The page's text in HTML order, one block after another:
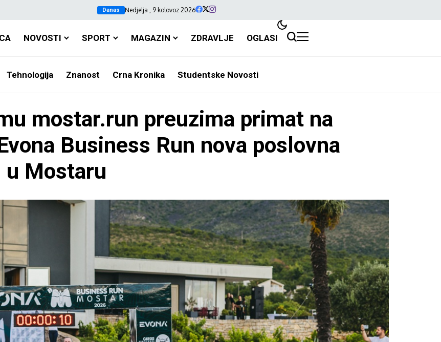
Danas Nedjelja , 9 kolovoz 2026
NOVOSTI SPORT MAGAZIN ZDRAVLJE OGLASI
Tehnologija Znanost Crna Kronika Studentske Novosti
mostar.run preuzima primat na
Business Run nova poslovna
Mostaru